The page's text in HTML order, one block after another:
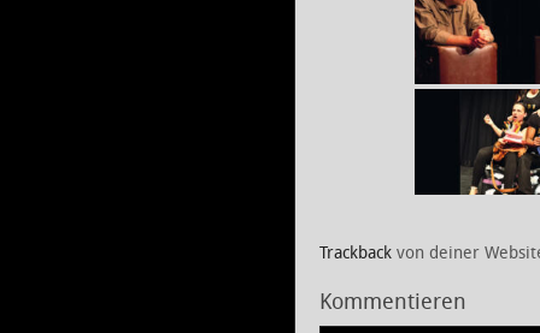
Trackback von deiner
Kommentieren